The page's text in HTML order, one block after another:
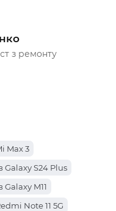
з ремонту
Max 3
Galaxy S24 Plus
M11
Note 11 5G